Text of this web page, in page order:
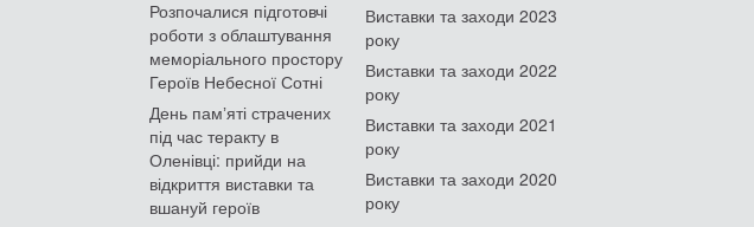
Розпочалися підготовчі
роботи з облаштування
меморіального простору
Героїв Небесної Сотні
День памʼяті страчених
під час теракту в
Оленівці: прийди на
відкриття виставки та
вшануй героїв
Виставки та заходи 2023
року
Виставки та заходи 2022
року
Виставки та заходи 2021
року
Виставки та заходи 2020
року